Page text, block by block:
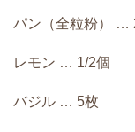
パン（全粒粉） …
レモン … 1/2個
バジル … 5枚